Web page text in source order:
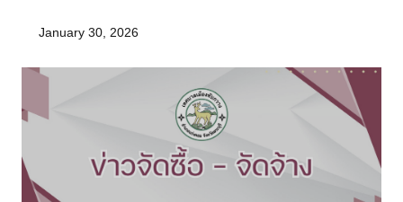
January 30, 2026